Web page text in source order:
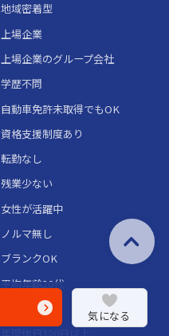
気になる
地域密着型
上場企業
上場企業のグループ会社
学歴不問
自動車免許未取得でもOK
資格支援制度あり
転勤なし
残業少ない
女性が活躍中
ノルマ無し
ブランクOK
平均年齢20代
完全週休2日